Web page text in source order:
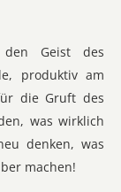
Geist des
produktiv am
die Gruft des
was wirklich
denken, was
machen!